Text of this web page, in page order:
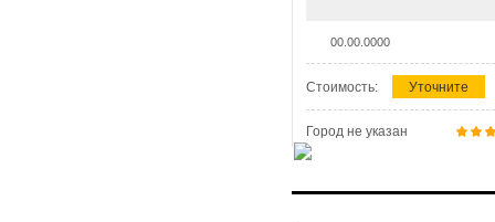
00.00.0000
Стоимость: Уточните
Город не указан